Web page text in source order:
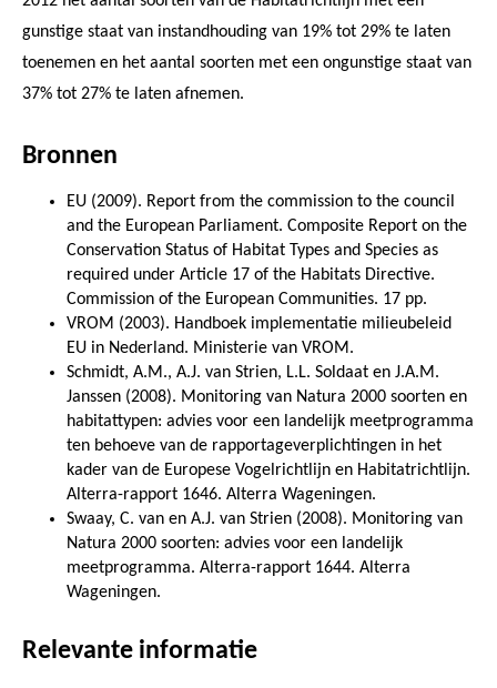
gunstige staat van instandhouding van 19% tot 29% te laten
toenemen en het aantal soorten met een ongunstige staat van
37% tot 27% te laten afnemen.
Bronnen
EU (2009). Report from the commission to the council
and the European Parliament. Composite Report on the
Conservation Status of Habitat Types and Species as
required under Article 17 of the Habitats Directive.
Commission of the European Communities. 17 pp.
VROM (2003). Handboek implementatie milieubeleid
EU in Nederland. Ministerie van VROM.
Schmidt, A.M., A.J. van Strien, L.L. Soldaat en J.A.M.
Janssen (2008). Monitoring van Natura 2000 soorten en
habitattypen: advies voor een landelijk meetprogramma
ten behoeve van de rapportageverplichtingen in het
kader van de Europese Vogelrichtlijn en Habitatrichtlijn.
Alterra-rapport 1646. Alterra Wageningen.
Swaay, C. van en A.J. van Strien (2008). Monitoring van
Natura 2000 soorten: advies voor een landelijk
meetprogramma. Alterra-rapport 1644. Alterra
Wageningen.
Relevante informatie